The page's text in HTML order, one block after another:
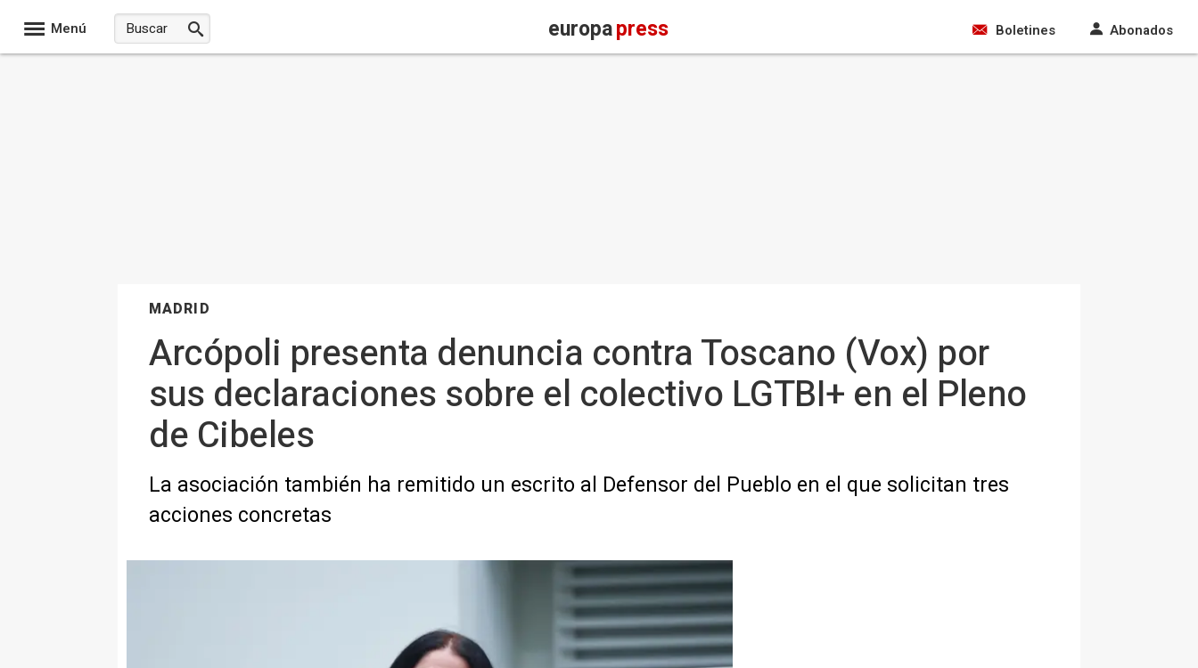
Menú europapress Boletines Abonados
MADRID
Arcópoli presenta denuncia contra Toscano (Vox) por
sus declaraciones sobre el colectivo LGTBI+ en el Pleno
de Cibeles
La asociación también ha remitido un escrito al Defensor del Pueblo en el que solicitan tres
acciones concretas